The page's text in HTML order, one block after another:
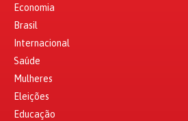
Economia
Brasil
Internacional
Saúde
Mulheres
Eleições
Educação